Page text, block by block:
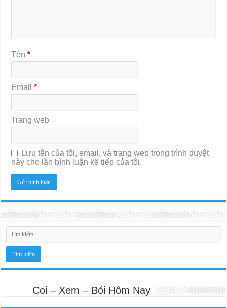
Tên*
Email*
Trang web
Lưu tên của tôi, email, và trang web trong trình duyệt
này cho lần bình luận kế tiếp của tôi.
Coi – Xem – Bói Hôm Nay